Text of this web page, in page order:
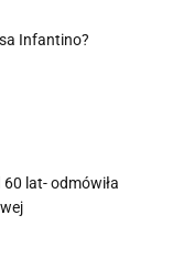
Infantino?
lat- odmówiła